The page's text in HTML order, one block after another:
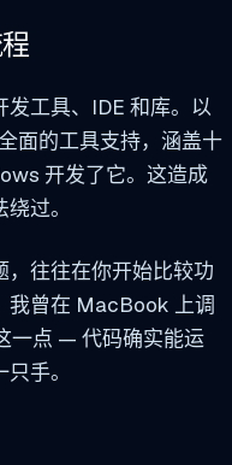
工具、IDE 和库。以
面的工具支持，涵盖十
开发了它。这造成
过。
，往往在你开始比较功
我曾在 MacBook 上调
一点 — 代码确实能运
手。